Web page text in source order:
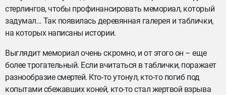
стерлингов, чтобы профинансировать мемориал, который
задумал… Так появилась деревянная галерея и таблички,
на которых написаны истории.
Выглядит мемориал очень скромно, и от этого он – еще
более трогательный. Если вчитаться в таблички, поражает
разнообразие смертей. Кто-то утонул, кто-то погиб под
копытами сбежавших коней, кто-то стал жертвой взрыва